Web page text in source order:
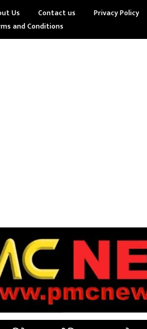
Us Contact us
Privacy Policy
and Conditions